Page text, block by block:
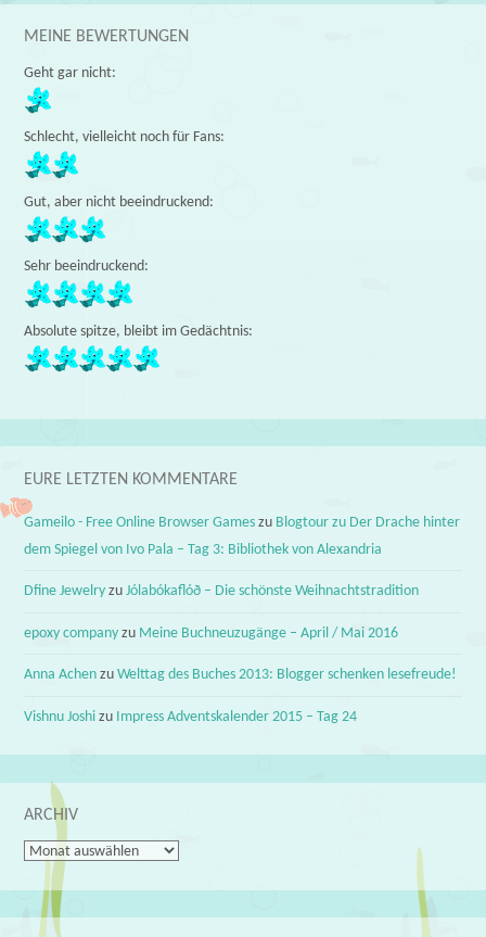
MEINE BEWERTUNGEN
Geht gar nicht:
Schlecht, vielleicht noch für Fans:
Gut, aber nicht beeindruckend:
Sehr beeindruckend:
Absolute spitze, bleibt im Gedächtnis:
EURE LETZTEN KOMMENTARE
Gameilo - Free Online Browser Games zu Blogtour zu Der Drache hinter
dem Spiegel von Ivo Pala – Tag 3: Bibliothek von Alexandria
Dfine Jewelry zuJólabókaflóð – Die schönste Weihnachtstradition
epoxy company zu Meine Buchneuzugänge – April / Mai 2016
Anna Achen zuWelttag des Buches 2013: Blogger schenken lesefreude!
Vishnu Joshi zu Impress Adventskalender 2015 – Tag 24
ARCHIV
Archiv